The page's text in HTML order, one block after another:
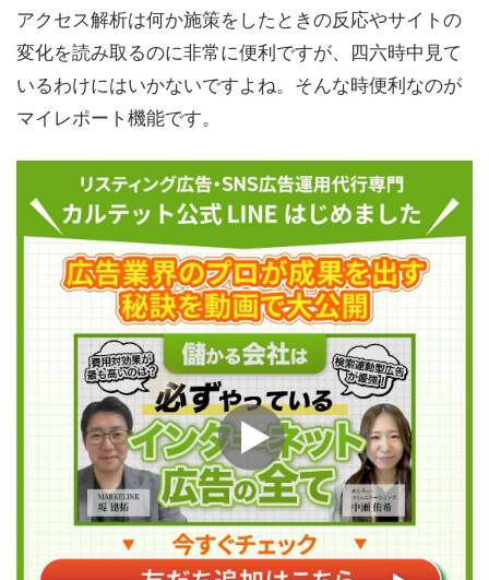
アクセス解析は何か施策をしたときの反応やサイトの
変化を読み取るのに非常に便利ですが、四六時中見て
いるわけにはいかないですよね。そんな時便利なのが
マイレポート機能です。